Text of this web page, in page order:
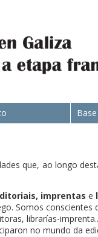
que, ao longo
imprentas e
Somos
librarías-
no mundo da